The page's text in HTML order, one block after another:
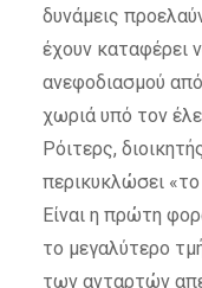
δυνάμεις
έχουν καταφέρει
ανεφοδιασμού
χωριά υπό τον
Ρόιτερς,
περικυκλώσει
Είναι η πρώτη
το μεγαλύτερο
των ανταρτών